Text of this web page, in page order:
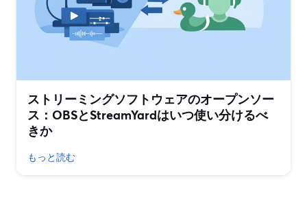
ストリーミングソフトウェアのオープンソー
ス：OBSとStreamYardはいつ使い分けるべ
きか
もっと読む